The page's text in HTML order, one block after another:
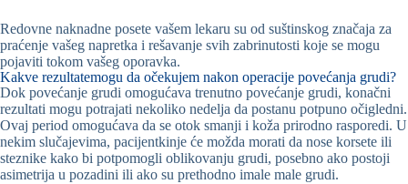
Redovne naknadne posete vašem lekaru su od suštinskog značaja za
praćenje vašeg napretka i rešavanje svih zabrinutosti koje se mogu
pojaviti tokom vašeg oporavka.
Kakve rezultatemogu da očekujem nakon operacije povećanja grudi?
Dok povećanje grudi omogućava trenutno povećanje grudi, konačni
rezultati mogu potrajati nekoliko nedelja da postanu potpuno očigledni.
Ovaj period omogućava da se otok smanji i koža prirodno rasporedi. U
nekim slučajevima, pacijentkinje će možda morati da nose korsete ili
steznike kako bi potpomogli oblikovanju grudi, posebno ako postoji
asimetrija u pozadini ili ako su prethodno imale male grudi.